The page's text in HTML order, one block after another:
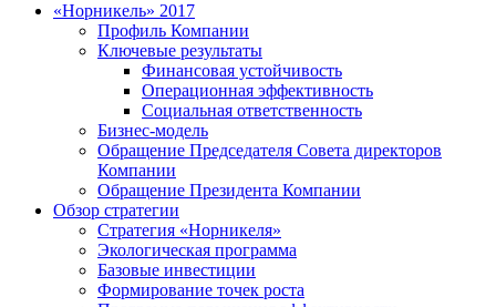
«Норникель» 2017
Профиль Компании
Ключевые результаты
Финансовая устойчивость
Операционная эффективность
Социальная ответственность
Бизнес-модель
Обращение Председателя Совета директоров
Компании
Обращение Президента Компании
Обзор стратегии
Стратегия «Норникеля»
Экологическая программа
Базовые инвестиции
Формирование точек роста